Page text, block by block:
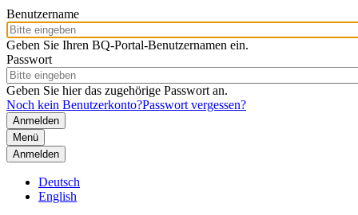
Benutzername
Geben Sie Ihren BQ-Portal-Benutzernamen ein.
Passwort
Geben Sie hier das zugehörige Passwort an.
Noch kein Benutzerkonto?Passwort vergessen?
Menü
Anmelden
Deutsch
English